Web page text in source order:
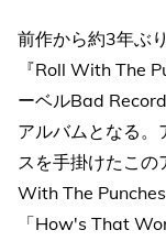
前作から約3年ぶ
『Roll With The
ーベルBad
アルバムとなる。
スを手掛けたこ
With The
「How's That